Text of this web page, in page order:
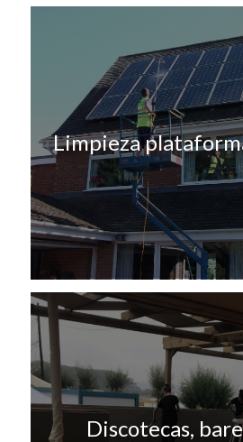
Limpieza
Discotecas,